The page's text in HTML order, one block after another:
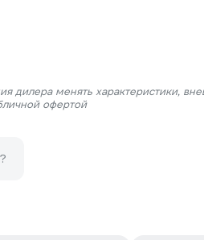
дилера менять характеристики,
офертой